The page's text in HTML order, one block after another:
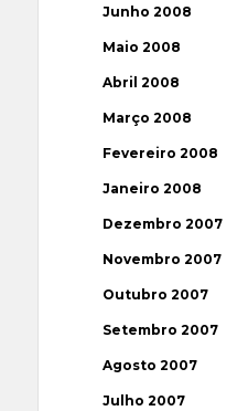
Junho 2008
Maio 2008
Abril 2008
Março 2008
Fevereiro 2008
Janeiro 2008
Dezembro 2007
Novembro 2007
Outubro 2007
Setembro 2007
Agosto 2007
Julho 2007